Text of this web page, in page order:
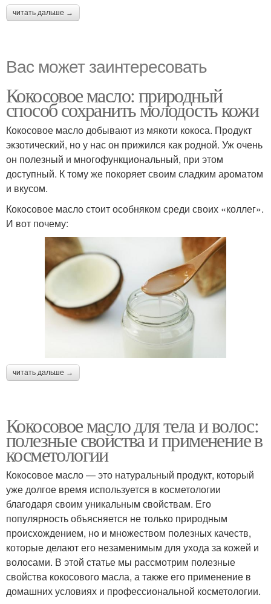
читать дальше →
Вас может заинтересовать
Кокосовое масло: природный
способ сохранить молодость кожи
Кокосовое масло добывают из мякоти кокоса. Продукт
экзотический, но у нас он прижился как родной. Уж очень
он полезный и многофункциональный, при этом
доступный. К тому же покоряет своим сладким ароматом
и вкусом.
Кокосовое масло стоит особняком среди своих «коллег».
И вот почему:
читать дальше →
Кокосовое масло для тела и волос:
полезные свойства и применение в
косметологии
Кокосовое масло — это натуральный продукт, который
уже долгое время используется в косметологии
благодаря своим уникальным свойствам. Его
популярность объясняется не только природным
происхождением, но и множеством полезных качеств,
которые делают его незаменимым для ухода за кожей и
волосами. В этой статье мы рассмотрим полезные
свойства кокосового масла, а также его применение в
домашних условиях и профессиональной косметологии.